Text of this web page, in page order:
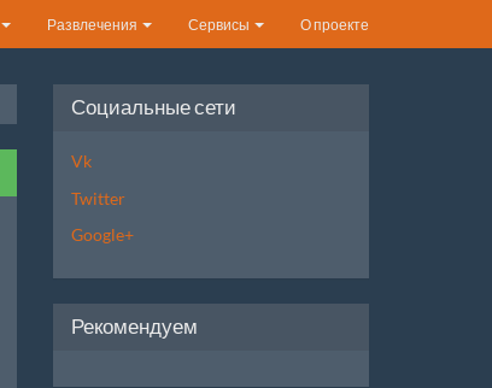
Развлечения Сервисы О проекте
Социальные сети
Vk
Twitter
Google+
Рекомендуем